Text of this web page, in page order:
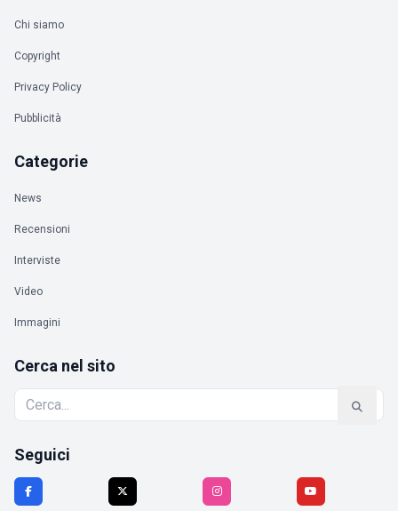
Chi siamo
Copyright
Privacy Policy
Pubblicità
Categorie
News
Recensioni
Interviste
Video
Immagini
Cerca nel sito
Seguici